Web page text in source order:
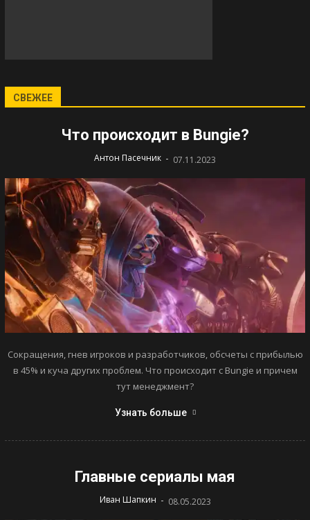
СВЕЖЕЕ
Что происходит в Bungie?
Антон Пасечник - 07.11.2023
Сокращения, гнев игроков и разработчиков, обсчеты с прибылью
в 45% и куча других проблем. Что происходит с Bungie и причем
тут менеджмент?
Узнать больше
Главные сериалы мая
Иван Шапкин - 08.05.2023